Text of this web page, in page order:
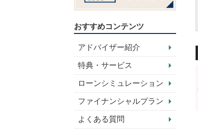
おすすめコンテンツ
アドバイザー紹介
特典・サービス
ローンシミュレーション
ファイナンシャルプラン
よくある質問